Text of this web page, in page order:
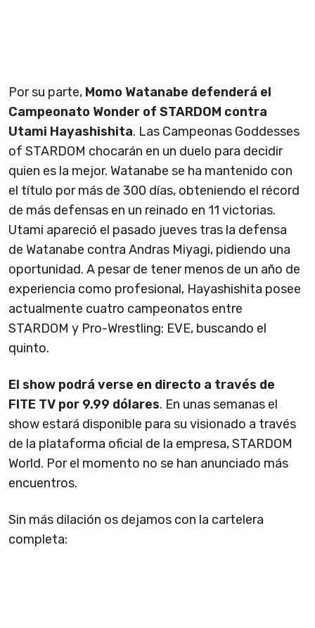
Por su parte, Momo Watanabe defenderá el
Campeonato Wonder of STARDOM contra
Utami Hayashishita. Las Campeonas Goddesses
of STARDOM chocarán en un duelo para decidir
quien es la mejor. Watanabe se ha mantenido con
el título por más de 300 días, obteniendo el récord
de más defensas en un reinado en 11 victorias.
Utami apareció el pasado jueves tras la defensa
de Watanabe contra Andras Miyagi, pidiendo una
oportunidad. A pesar de tener menos de un año de
experiencia como profesional, Hayashishita posee
actualmente cuatro campeonatos entre
STARDOM y Pro-Wrestling: EVE, buscando el
quinto.
El show podrá verse en directo a través de
FITE TV por 9.99 dólares. En unas semanas el
show estará disponible para su visionado a través
de la plataforma oficial de la empresa, STARDOM
World. Por el momento no se han anunciado más
encuentros.
Sin más dilación os dejamos con la cartelera
completa: